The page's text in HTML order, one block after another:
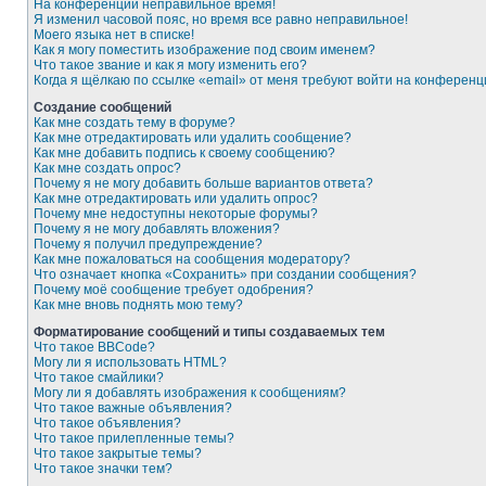
На конференции неправильное время!
Я изменил часовой пояс, но время все равно неправильное!
Моего языка нет в списке!
Как я могу поместить изображение под своим именем?
Что такое звание и как я могу изменить его?
Когда я щёлкаю по ссылке «email» от меня требуют войти на
Создание сообщений
Как мне создать тему в форуме?
Как мне отредактировать или удалить сообщение?
Как мне добавить подпись к своему сообщению?
Как мне создать опрос?
Почему я не могу добавить больше вариантов ответа?
Как мне отредактировать или удалить опрос?
Почему мне недоступны некоторые форумы?
Почему я не могу добавлять вложения?
Почему я получил предупреждение?
Как мне пожаловаться на сообщения модератору?
Что означает кнопка «Сохранить» при создании сообщения?
Почему моё сообщение требует одобрения?
Как мне вновь поднять мою тему?
Форматирование сообщений и типы создаваемых тем
Что такое BBCode?
Могу ли я использовать HTML?
Что такое смайлики?
Могу ли я добавлять изображения к сообщениям?
Что такое важные объявления?
Что такое объявления?
Что такое прилепленные темы?
Что такое закрытые темы?
Что такое значки тем?